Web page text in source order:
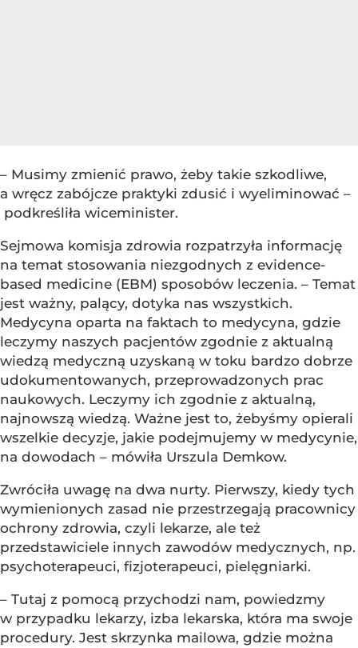
– Musimy zmienić prawo, żeby takie szkodliwe,
a wręcz zabójcze praktyki zdusić i wyeliminować –
podkreśliła wiceminister.
Sejmowa komisja zdrowia rozpatrzyła informację
na temat stosowania niezgodnych z evidence-
based medicine (EBM) sposobów leczenia. – Temat
jest ważny, palący, dotyka nas wszystkich.
Medycyna oparta na faktach to medycyna, gdzie
leczymy naszych pacjentów zgodnie z aktualną
wiedzą medyczną uzyskaną w toku bardzo dobrze
udokumentowanych, przeprowadzonych prac
naukowych. Leczymy ich zgodnie z aktualną,
najnowszą wiedzą. Ważne jest to, żebyśmy opierali
wszelkie decyzje, jakie podejmujemy w medycynie,
na dowodach – mówiła Urszula Demkow.
Zwróciła uwagę na dwa nurty. Pierwszy, kiedy tych
wymienionych zasad nie przestrzegają pracownicy
ochrony zdrowia, czyli lekarze, ale też
przedstawiciele innych zawodów medycznych, np.
psychoterapeuci, fizjoterapeuci, pielęgniarki.
– Tutaj z pomocą przychodzi nam, powiedzmy
w przypadku lekarzy, izba lekarska, która ma swoje
procedury. Jest skrzynka mailowa, gdzie można